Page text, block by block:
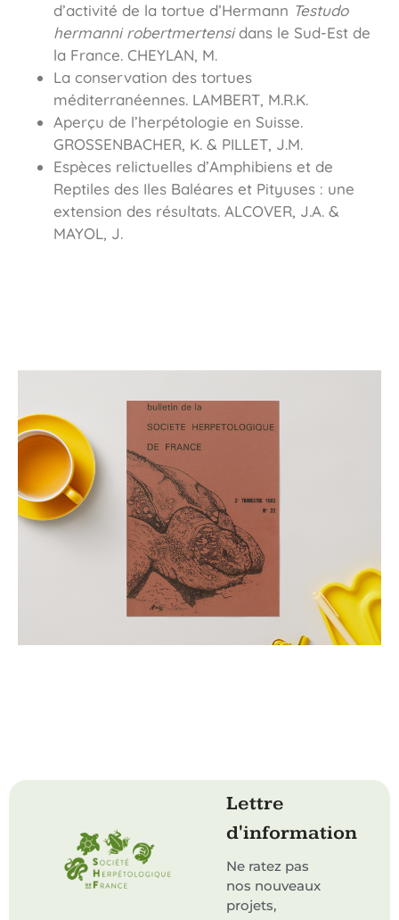
d’activité de la tortue d’Hermann Testudo
hermanni robertmertensidans le Sud-Est de
la France. CHEYLAN, M.
La conservation des tortues
méditerranéennes. LAMBERT, M.R.K.
Aperçu de l’herpétologie en Suisse.
GROSSENBACHER, K. & PILLET, J.M.
Espèces relictuelles d’Amphibiens et de
Reptiles des Iles Baléares et Pityuses : une
extension des résultats. ALCOVER, J.A. &
MAYOL, J.
Lettre
d'information
Ne ratez pas
nos nouveaux
projets,